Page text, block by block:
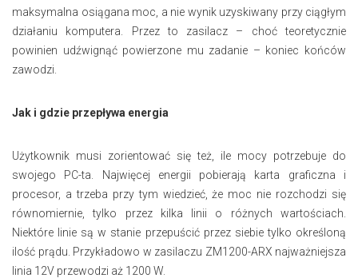
maksymalna osiągana moc, a nie wynik uzyskiwany przy ciągłym
działaniu komputera. Przez to zasilacz – choć teoretycznie
powinien udźwignąć powierzone mu zadanie – koniec końców
zawodzi.
Jak i gdzie przepływa energia
Użytkownik musi zorientować się też, ile mocy potrzebuje do
swojego PC-ta. Najwięcej energii pobierają karta graficzna i
procesor, a trzeba przy tym wiedzieć, że moc nie rozchodzi się
równomiernie, tylko przez kilka linii o różnych wartościach.
Niektóre linie są w stanie przepuścić przez siebie tylko określoną
ilość prądu. Przykładowo w zasilaczu ZM1200-ARX najważniejsza
linia 12V przewodzi aż 1200 W.